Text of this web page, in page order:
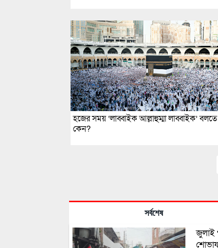
হজের সময় ‘লাব্বাইক আল্লাহুম্মা লাব্বাইক’
কেন?
সর্বশেষ
জুলাই